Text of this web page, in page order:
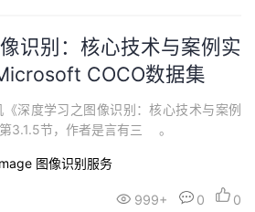
识别：核心技术与案例实
》 ——3.1.5 Microsoft COCO数据集
深度学习之图像识别：核心技术与案例
3.1.5节，作者是言有三 。
图像识别服务
999+ 0 0